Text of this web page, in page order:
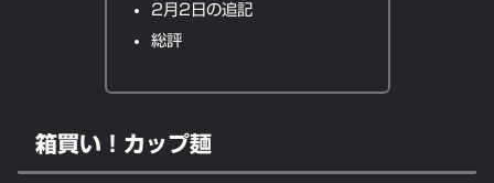
2月2日の追記
総評
箱買い！カップ麺